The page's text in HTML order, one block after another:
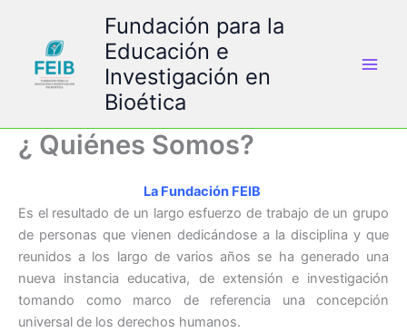
contenido
Fundación para la
Educación e
Investigación en
Bioética
¿ Quiénes Somos?
La Fundación FEIB
Es el resultado de un largo esfuerzo de trabajo de un grupo
de personas que vienen dedicándose a la disciplina y que
reunidos a los largo de varios años se ha generado una
nueva instancia educativa, de extensión e investigación
tomando como marco de referencia una concepción
universal de los derechos humanos.